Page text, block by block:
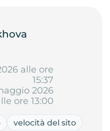
alle ore
15:37
2026
ore 13:00
velocità del sito